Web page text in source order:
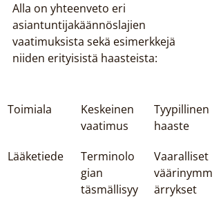
Alla on yhteenveto eri
asiantuntijakäännöslajien
vaatimuksista sekä esimerkkejä
niiden erityisistä haasteista:
Toimiala
Keskeinen
vaatimus
Tyypillinen
haaste
Lääketiede
Terminolo
gian
täsmällisyy
Vaaralliset
väärinymm
ärrykset